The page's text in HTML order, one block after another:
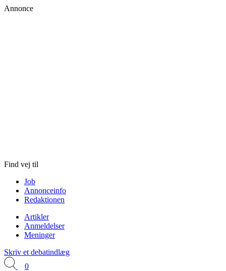
Annonce
Find vej til
Job
Annonceinfo
Redaktionen
Artikler
Anmeldelser
Meninger
Skriv et debatindlæg
0